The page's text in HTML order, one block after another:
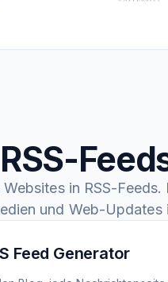
RSS-
in RSS-
und Web-Updates
Feed Generator